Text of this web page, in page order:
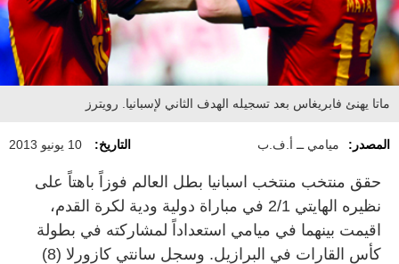
ماتا يهنئ فابريغاس بعد تسجيله الهدف الثاني لإسبانيا. رويترز
المصدر: ميامي ــ أ.ف.ب التاريخ: 10 يونيو 2013
حقق منتخب منتخب اسبانيا بطل العالم فوزاً باهتاً على
نظيره الهايتي ‬2/‬1 في مباراة دولية ودية لكرة القدم،
اقيمت بينهما في ميامي استعداداً لمشاركته في بطولة
كأس القارات في البرازيل. وسجل سانتي كازورلا (‬8)